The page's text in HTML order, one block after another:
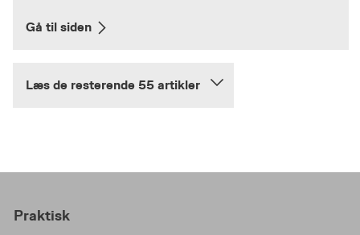
Gå til siden
Læs de resterende 55 artikler
Praktisk